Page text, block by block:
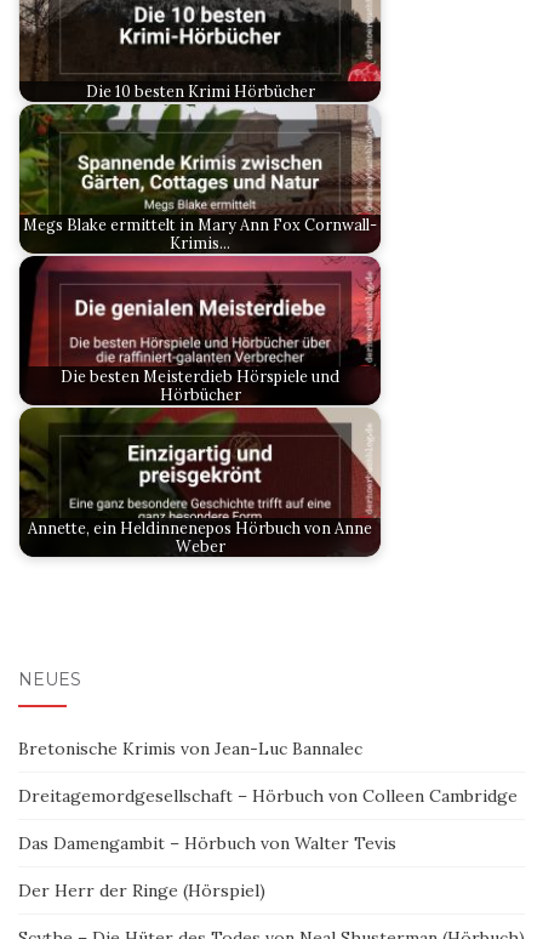
Die 10 besten Krimi Hörbücher
Megs Blake ermittelt in Mary Ann Fox Cornwall-
Krimis…
Die besten Meisterdieb Hörspiele und
Hörbücher
Annette, ein Heldinnenepos Hörbuch von Anne
Weber
NEUES
Bretonische Krimis von Jean-Luc Bannalec
Dreitagemordgesellschaft – Hörbuch von Colleen Cambridge
Das Damengambit – Hörbuch von Walter Tevis
Der Herr der Ringe (Hörspiel)